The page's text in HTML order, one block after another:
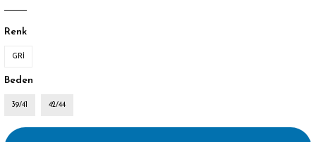
Renk
GRİ
Beden
39/41 42/44